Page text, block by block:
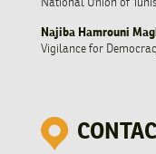
National Union of
Najiba Hamrouni
Vigilance for